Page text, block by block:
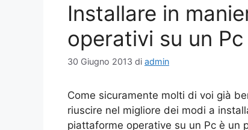
Installare in
operativi su un Pc
30 Giugno 2013 di admin
Come sicuramente molti di voi già
riuscire nel migliore dei modi a
piattaforme operative su un Pc è un